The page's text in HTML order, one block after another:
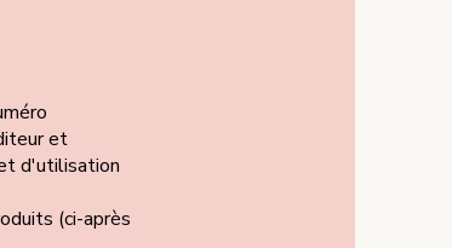
et
d'utilisation
(ci-après